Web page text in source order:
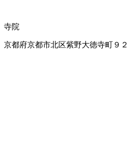
寺院
京都府京都市北区紫野大徳寺町９２